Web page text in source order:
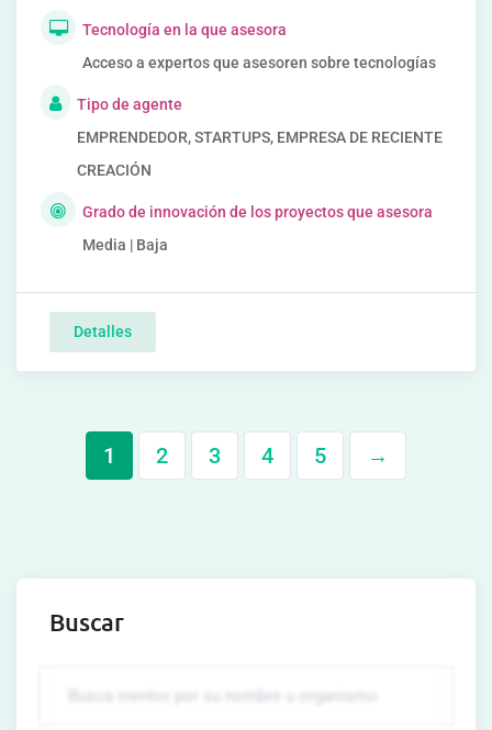
Tecnología en la que asesora
Acceso a expertos que asesoren sobre tecnologías
Tipo de agente
EMPRENDEDOR, STARTUPS, EMPRESA DE RECIENTE
CREACIÓN
Grado de innovación de los proyectos que asesora
Media | Baja
Detalles
1 2 3 4 5 →
Buscar